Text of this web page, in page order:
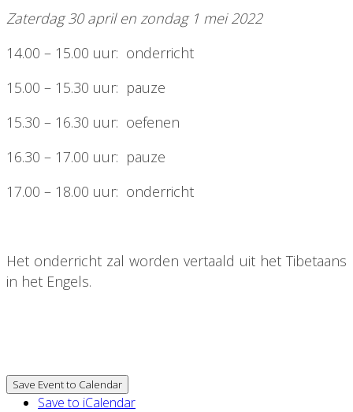
Zaterdag 30 april en zondag 1 mei 2022
14.00 – 15.00 uur: onderricht
15.00 – 15.30 uur: pauze
15.30 – 16.30 uur: oefenen
16.30 – 17.00 uur: pauze
17.00 – 18.00 uur: onderricht
Het onderricht zal worden vertaald uit het Tibetaans
in het Engels.
Save Event to Calendar
Save to iCalendar